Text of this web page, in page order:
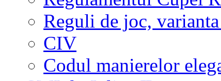
Reguli de joc,
CIV
Codul manierelor